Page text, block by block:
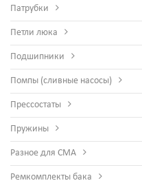
Патрубки
Петли люка
Подшипники
Помпы (сливные насосы)
Прессостаты
Пружины
Разное для СМА
Ремкомплекты бака